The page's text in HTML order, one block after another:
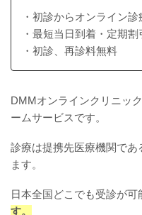
・初診からオンライン
・最短当日到着・定期割
・初診、再診料無料
DMMオンラインクリニッ
ームサービスです。
診療は提携先医療機関で
ます。
日本全国どこでも受診が可
す。